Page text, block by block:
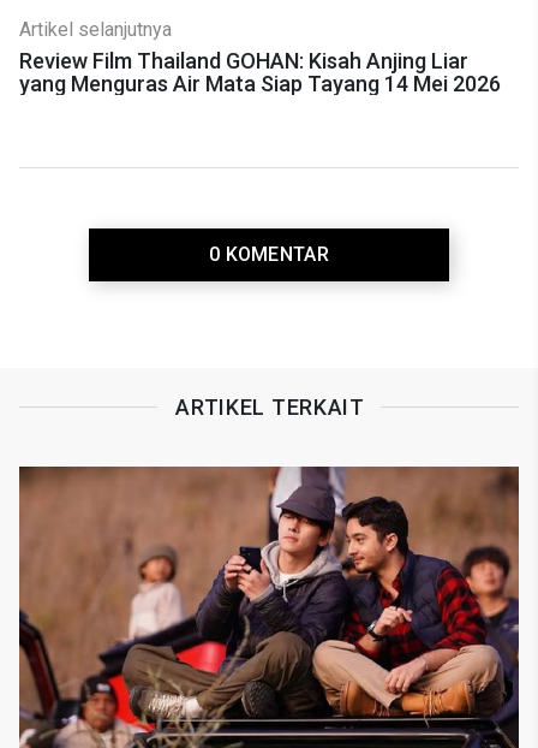
Artikel selanjutnya
Review Film Thailand GOHAN: Kisah Anjing Liar
yang Menguras Air Mata Siap Tayang 14 Mei 2026
0 KOMENTAR
ARTIKEL TERKAIT